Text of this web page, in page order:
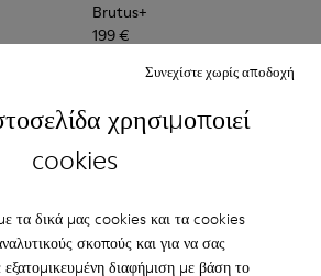
χρησιμοποιεί
cookies
τα δικά μας cookies και τα cookies
σκοπούς και για να σας
διαφήμιση με βάση το
Συνεχίστε χωρίς αποδοχή
Brutus+
199 €
Προσθήκη